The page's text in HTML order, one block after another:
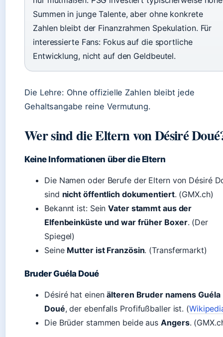
Summen in junge Talente, aber ohne konkrete
Zahlen bleibt der Finanzrahmen Spekulation. Für
interessierte Fans: Fokus auf die sportliche
Entwicklung, nicht auf den Geldbeutel.
Die Lehre: Ohne offizielle Zahlen bleibt jede
Gehaltsangabe reine Vermutung.
Wer sind die Eltern von Désiré
Keine Informationen über die Eltern
Die Namen oder Berufe der Eltern von Désiré
sind nicht öffentlich dokumentiert. (GMX.ch)
Bekannt ist: SeinVater stammt aus der
Elfenbeinküste und war früher Boxer. (Der
Spiegel)
Seine Mutter ist Französin. (Transfermarkt)
Bruder Guéla Doué
Désiré hat einenälteren Bruder namens Guéla
Doué, der ebenfalls Profifußballer ist. (
Die Brüder stammen beide ausAngers.